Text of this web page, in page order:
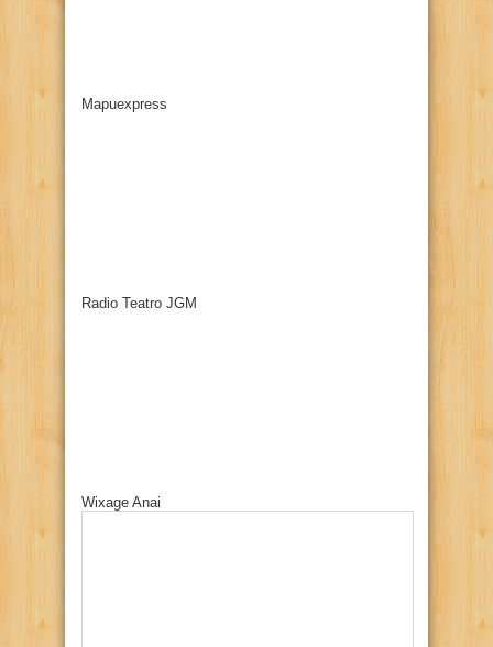
Mapuexpress
Radio Teatro JGM
Wixage Anai